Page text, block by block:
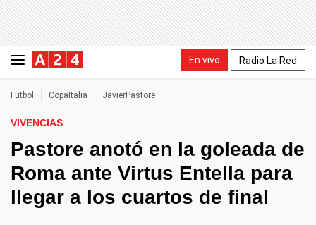
En vivo Radio La Red
Futbol CopaItalia JavierPastore
VIVENCIAS
Pastore anotó en la goleada de
Roma ante Virtus Entella para
llegar a los cuartos de final